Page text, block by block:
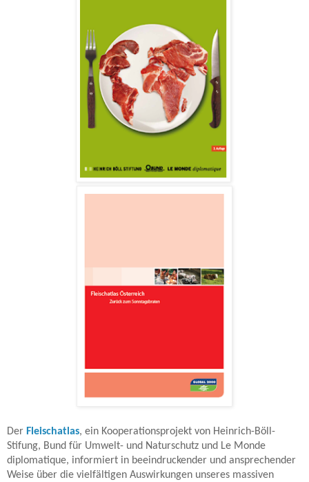
Der Fleischatlas, ein Kooperationsprojekt von Heinrich-Böll-
Stifung, Bund für Umwelt- und Naturschutz und Le Monde
diplomatique, informiert in beeindruckender und ansprechender
Weise über die vielfältigen Auswirkungen unseres massiven